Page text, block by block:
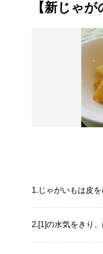
【新じゃ
1. じゃがいもは皮
2.[1]の水気をきり